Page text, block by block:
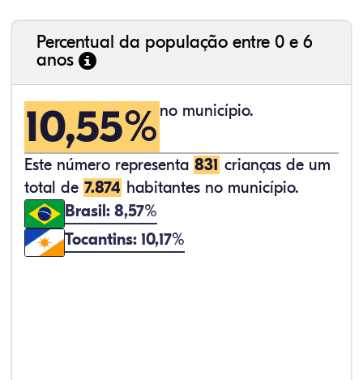
Percentual da população entre 0 e 6
anos
10,55% no município.
Este número representa 831 crianças de um
total de 7.874 habitantes no município.
Brasil: 8,57%
Tocantins: 10,17%